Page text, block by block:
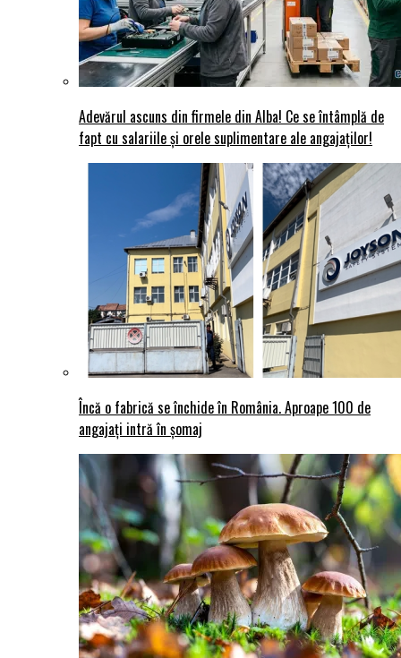
Adevărul ascuns din firmele din Alba! Ce se întâmplă de
fapt cu salariile și orele suplimentare ale angajaților!
Încă o fabrică se închide în România. Aproape 100 de
angajați intră în șomaj